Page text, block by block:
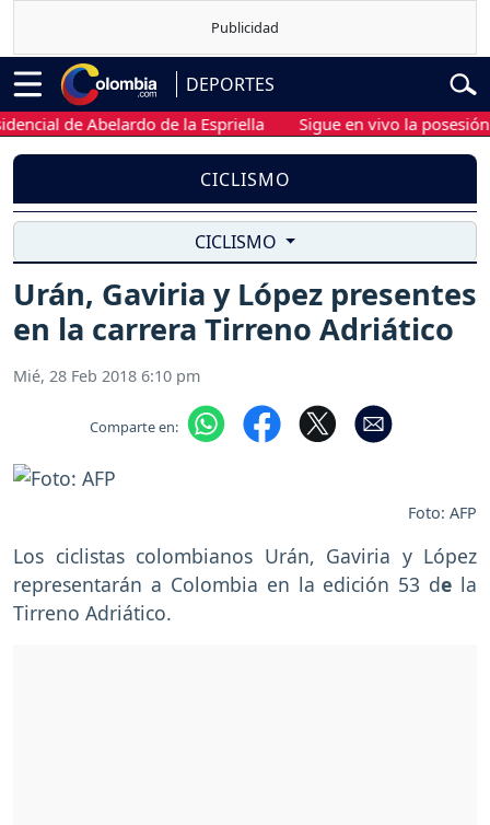
DEPORTES
de Abelardo de la Espriella Sigue en vivo la posesión
CICLISMO
CICLISMO
Urán, Gaviria y López presentes
en la carrera Tirreno Adriático
Mié, 28 Feb 2018 6:10 pm
Comparte en:
Foto: AFP
Los ciclistas colombianos Urán, Gaviria y López
representarán a Colombia en la edición 53 de la
Tirreno Adriático.